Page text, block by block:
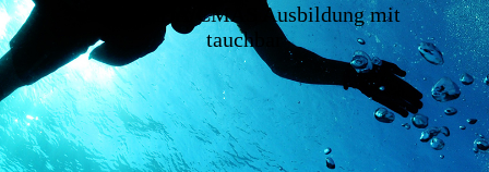
Deine EDA/CMAS Ausbildung mit
tauchbar